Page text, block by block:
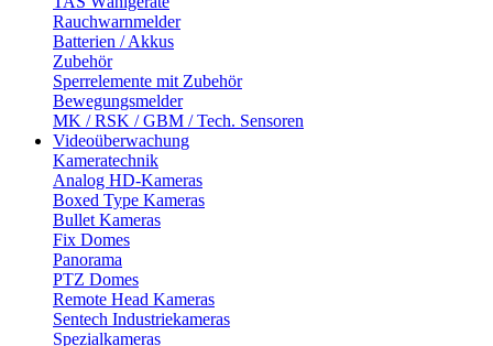
Rauchwarnmelder
Batterien / Akkus
Zubehör
Sperrelemente mit Zubehör
Bewegungsmelder
MK / RSK / GBM / Tech. Sensoren
Videoüberwachung
Kameratechnik
Analog HD-Kameras
Boxed Type Kameras
Bullet Kameras
Fix Domes
Panorama
PTZ Domes
Remote Head Kameras
Sentech Industriekameras
Spezialkameras